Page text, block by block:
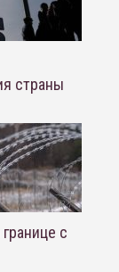
страны
с